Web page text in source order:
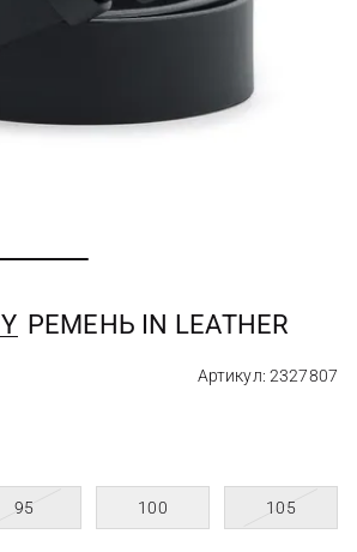
РЕМЕНЬ IN LEATHER
Артикул: 2327807
95 100 105